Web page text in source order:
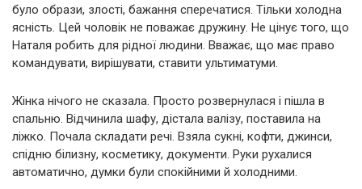
було образи, злості, бажання сперечатися. Тільки холодна
ясність. Цей чоловік не поважає дружину. Не цінує того, що
Наталя робить для рідної людини. Вважає, що має право
командувати, вирішувати, ставити ультиматуми.
Жінка нічого не сказала. Просто розвернулася і пішла в
спальню. Відчинила шафу, дістала валізу, поставила на
ліжко. Почала складати речі. Взяла сукні, кофти, джинси,
спідню білизну, косметику, документи. Руки рухалися
автоматично, думки були спокійними й холодними.